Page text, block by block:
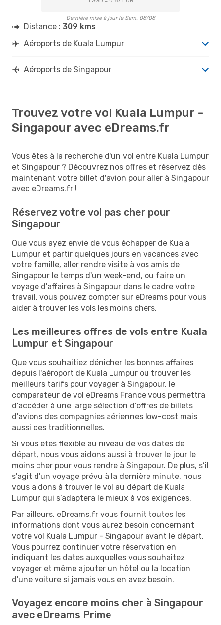
Dernière mise à jour le Sam. 08/08
Distance : 309 kms
Aéroports de Kuala Lumpur
Aéroports de Singapour
Trouvez votre vol Kuala Lumpur -
Singapour avec eDreams.fr
Vous êtes à la recherche d'un vol entre Kuala Lumpur
et Singapour ? Découvrez nos offres et réservez dès
maintenant votre billet d'avion pour aller à Singapour
avec eDreams.fr !
Réservez votre vol pas cher pour
Singapour
Que vous ayez envie de vous échapper de Kuala
Lumpur et partir quelques jours en vacances avec
votre famille, aller rendre visite à vos amis de
Singapour le temps d'un week-end, ou faire un
voyage d'affaires à Singapour dans le cadre votre
travail, vous pouvez compter sur eDreams pour vous
aider à trouver les vols les moins chers.
Les meilleures offres de vols entre Kuala
Lumpur et Singapour
Que vous souhaitiez dénicher les bonnes affaires
depuis l'aéroport de Kuala Lumpur ou trouver les
meilleurs tarifs pour voyager à Singapour, le
comparateur de vol eDreams France vous permettra
d'accéder à une large sélection d’offres de billets
d'avions des compagnies aériennes low-cost mais
aussi des traditionnelles.
Si vous êtes flexible au niveau de vos dates de
départ, nous vous aidons aussi à trouver le jour le
moins cher pour vous rendre à Singapour. De plus, s’il
s'agit d'un voyage prévu à la dernière minute, nous
vous aidons à trouver le vol au départ de Kuala
Lumpur qui s’adaptera le mieux à vos exigences.
Par ailleurs, eDreams.fr vous fournit toutes les
informations dont vous aurez besoin concernant
votre vol Kuala Lumpur - Singapour avant le départ.
Vous pourrez continuer votre réservation en
indiquant les dates auxquelles vous souhaitez
voyager et même ajouter un hôtel ou la location
d'une voiture si jamais vous en avez besoin.
Voyagez encore moins cher à Singapour
avec eDreams Prime